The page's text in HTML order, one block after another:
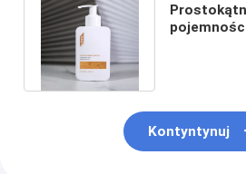
Kontyntynuj